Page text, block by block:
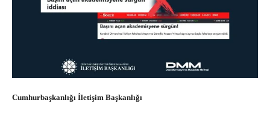
Cumhurbaşkanlığı İletişim Başkanlığı